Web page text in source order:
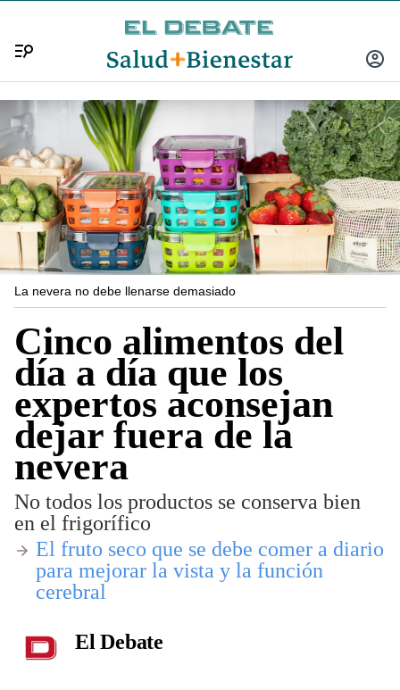
INICIAR
La nevera no debe llenarse demasiado
Cinco alimentos del
día a día que los
expertos aconsejan
dejar fuera de la
nevera
No todos los productos se conserva bien
en el frigorífico
El fruto seco que se debe comer a diario
para mejorar la vista y la función
cerebral
El Debate